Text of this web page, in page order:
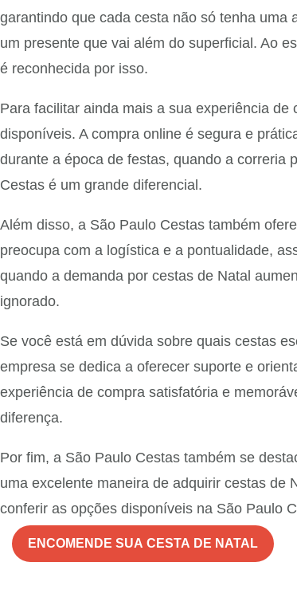
garantindo que cada cesta não só tenha
um presente que vai além do superficial. Ao
é reconhecida por isso.
Para facilitar ainda mais a sua experiência
disponíveis. A compra online é segura e
durante a época de festas, quando a correria
Cestas é um grande diferencial.
Além disso, a São Paulo Cestas também
preocupa com a logística e a pontualidade,
quando a demanda por cestas de Natal
ignorado.
Se você está em dúvida sobre quais cestas
empresa se dedica a oferecer suporte e
experiência de compra satisfatória e
diferença.
Por fim, a São Paulo Cestas também se
uma excelente maneira de adquirir cestas de
conferir as opções disponíveis na São Paulo
ENCOMENDE SUA CESTA DE NATAL